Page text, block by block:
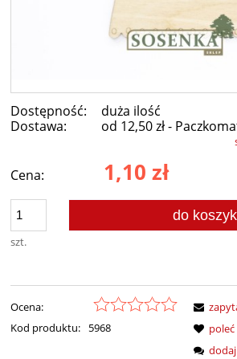
Dostępność:
duża ilość
Dostawa:
od 12,50 zł-
Cena nie zawiera ewentualnych kosztów
Cena: 1,10 zł
szt.
do
Ocena:
Kod produktu:
5968